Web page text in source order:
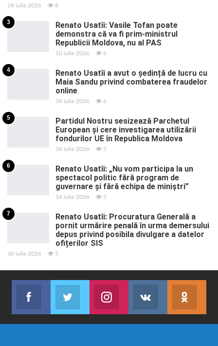
28 iulie 2026 8
3
Renato Usatîi: Vasile Tofan poate
demonstra că va fi prim-ministrul
Republicii Moldova, nu al PAS
10 iulie 2026 6
4
Renato Usatîi a avut o ședință de lucru cu
Maia Sandu privind combaterea fraudelor
online
30 iulie 2026 6
5
Partidul Nostru sesizează Parchetul
European și cere investigarea utilizării
fondurilor UE în Republica Moldova
30 iulie 2026 5
6
Renato Usatîi: „Nu vom participa la un
spectacol politic fără program de
guvernare și fără echipa de miniștri”
16 iulie 2026 5
7
Renato Usatîi: Procuratura Generală a
pornit urmărire penală în urma demersului
depus privind posibila divulgare a datelor
ofițerilor SIS
30 iulie 2026 5
Facebook
Abonează-te
Twitter
Join us on TwitterJoin us on Instagram
Abonează-te